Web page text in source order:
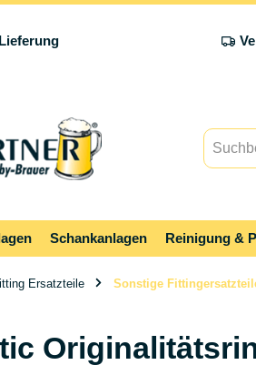
Schankanlagen Reinigung &
Ersatzteile Sonstige